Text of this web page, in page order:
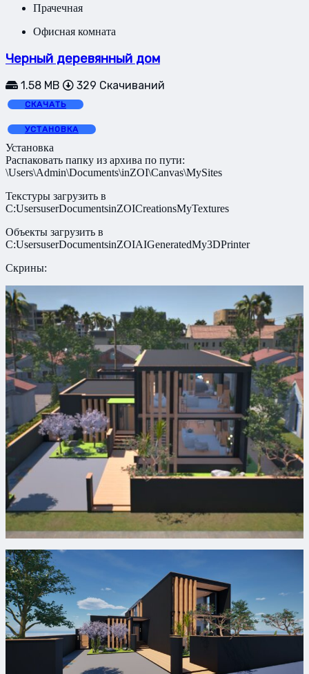
Прачечная
Офисная комната
Черный деревянный дом
1.58 MB 329 Скачиваний
СКАЧАТЬ
УСТАНОВКА
Установка
Распаковать папку из архива по пути:
\Users\Admin\Documents\inZOI\Canvas\MySites
Текстуры загрузить в
C:UsersuserDocumentsinZOICreationsMyTextures
Объекты загрузить в
C:UsersuserDocumentsinZOIAIGeneratedMy3DPrinter
Скрины: